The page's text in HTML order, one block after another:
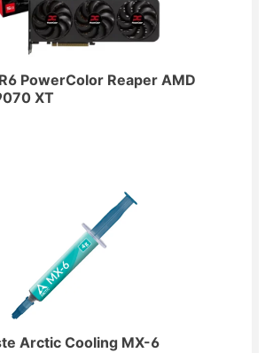
PowerColor Reaper AMD
XT
Arctic Cooling MX-6